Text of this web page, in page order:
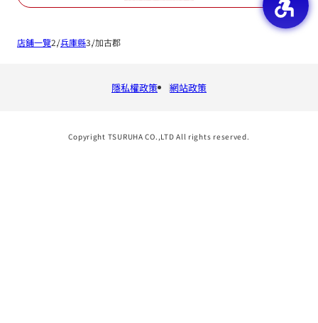
店鋪一覽 兵庫縣 加古郡
隱私權政策 網站政策
Copyright TSURUHA CO.,LTD All rights reserved.